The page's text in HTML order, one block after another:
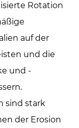
Rotation
auf der
und die
und -
sind stark
der Erosion